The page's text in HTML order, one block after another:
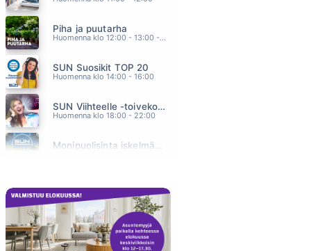
Piha ja puutarha
Huomenna klo 12:00 - 13:00 - Studiossa: Pinsiön Taimisto
SUN Suosikit TOP 20
Huomenna klo 14:00 - 16:00
SUN Viihteelle -toivekonsertti
Huomenna klo 18:00 - 22:00